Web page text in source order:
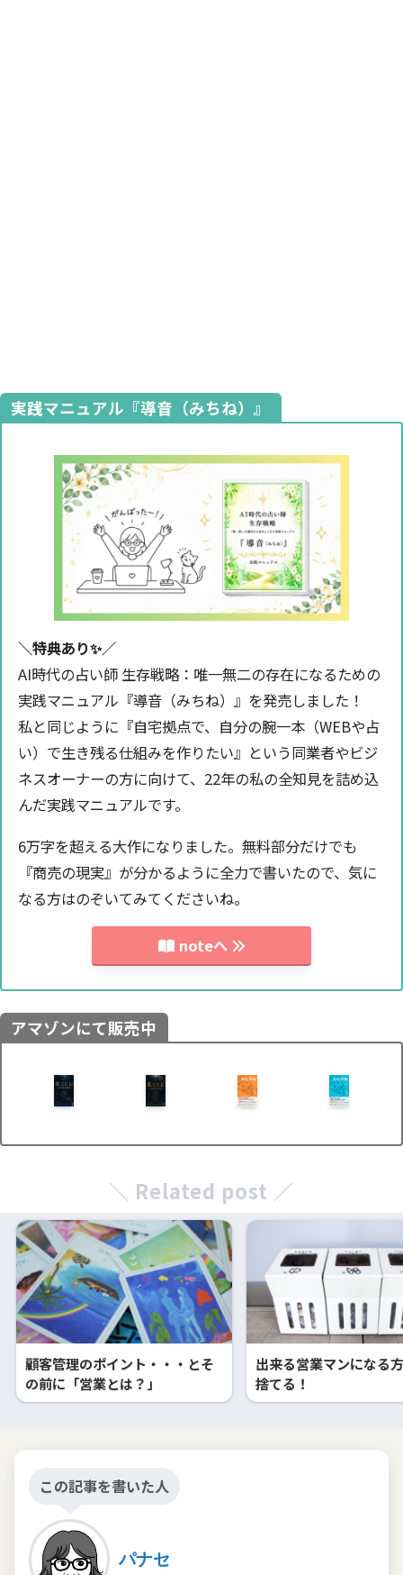
実践マニュアル『導音（みちね）』
＼特典あり✨️／
AI時代の占い師 生存戦略：唯一無二の存在になるための
実践マニュアル『導音（みちね）』を発売しました！
私と同じように『自宅拠点で、自分の腕一本（WEBや占
い）で生き残る仕組みを作りたい』という同業者やビジ
ネスオーナーの方に向けて、22年の私の全知見を詰め込
んだ実践マニュアルです。
6万字を超える大作になりました。無料部分だけでも
『商売の現実』が分かるように全力で書いたので、気に
なる方はのぞいてみてくださいね。
noteへ
アマゾンにて販売中
＼ Related post ／
顧客管理のポイント・・・とそ
の前に「営業とは？」
出来る営業マンにな
捨てる！
この記事を書いた人
パナセ